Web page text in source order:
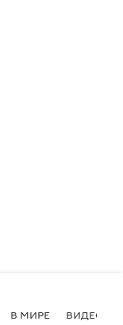
В МИРЕ ВИДЕО